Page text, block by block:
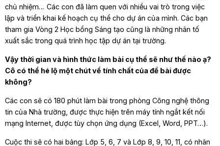
chủ nhiệm… Các con đã làm quen với nhiều vai trò trong việc
lập và triển khai kế hoạch cụ thể cho dự án của mình. Các bạn
tham gia Vòng 2 Học bổng Sáng tạo cũng là những nhân tố
xuất sắc trong quá trình học tập dự án tại trường.
Vậy thời gian và hình thức làm bài cụ thể sẽ như thế nào ạ?
Cô có thể hé lộ một chút về tính chất của đề bài được
không?
Các con sẽ có 180 phút làm bài trong phòng Công nghệ thông
tin của Nhà trường, được thực hiện trên máy tính ngắt kết nối
mạng Internet, được tùy chọn ứng dụng (Excel, Word, PPT…).
Cuộc thi sẽ có hai bảng: Lớp 5, 6, 7 và Lớp 8, 9, 10, 11, có nhân